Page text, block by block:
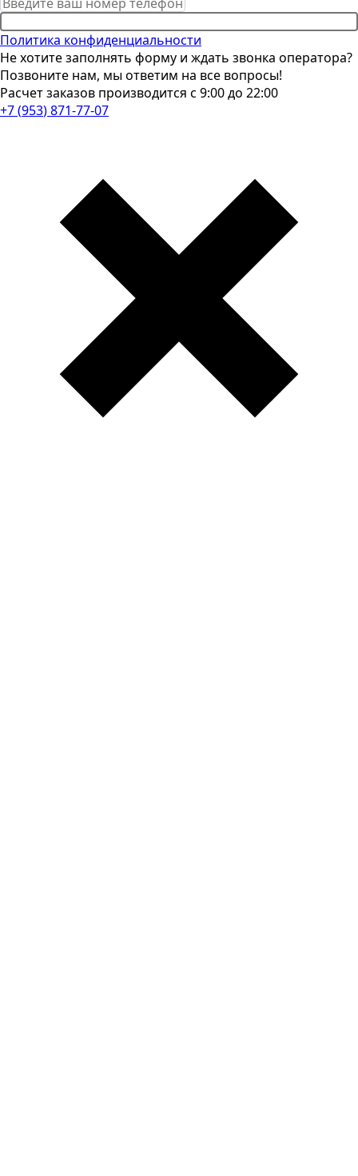
Политика конфиденциальности
Не хотите заполнять форму и ждать звонка оператора?
Позвоните нам, мы ответим на все вопросы!
Расчет заказов производится с 9:00 до 22:00
+7(953)871-77-07